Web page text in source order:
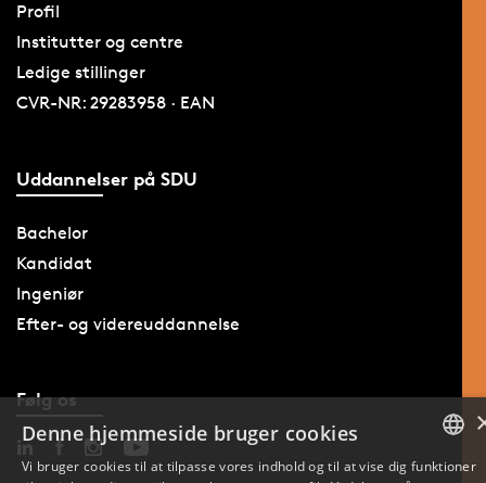
Profil
Institutter og centre
Ledige stillinger
CVR-NR: 29283958 · EAN
Uddannelser på SDU
Bachelor
Kandidat
Ingeniør
Efter- og videreuddannelse
Følg os
Denne hjemmeside bruger cookies
Vi bruger cookies til at tilpasse vores indhold og til at vise dig funktioner